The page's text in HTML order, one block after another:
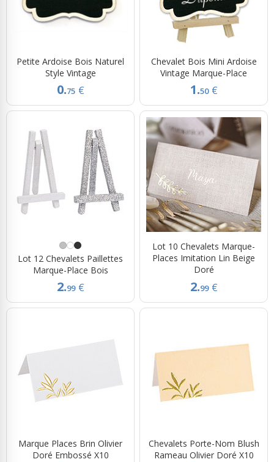
Petite Ardoise Bois Naturel
Style Vintage
0.75 €
Chevalet Bois Mini Ardoise
Vintage Marque-Place
1.50 €
Lot 12 Chevalets Paillettes
Marque-Place Bois
2.99 €
Lot 10 Chevalets Marque-
Places Imitation Lin Beige
Doré
2.99 €
Marque Places Brin Olivier
Doré Embossé X10
Chevalets Porte-Nom Blush
Rameau Olivier Doré X10